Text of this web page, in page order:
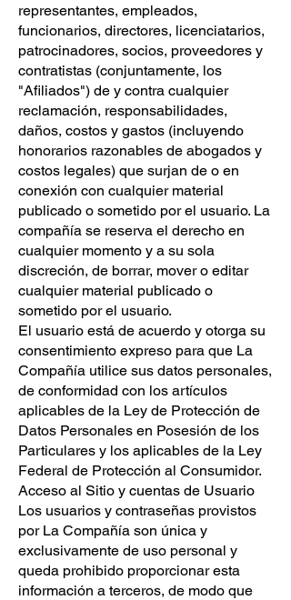
representantes, empleados,
funcionarios, directores, licenciatarios,
patrocinadores, socios, proveedores y
contratistas (conjuntamente, los
"Afiliados") de y contra cualquier
reclamación, responsabilidades,
daños, costos y gastos (incluyendo
honorarios razonables de abogados y
costos legales) que surjan de o en
conexión con cualquier material
publicado o sometido por el usuario. La
compañía se reserva el derecho en
cualquier momento y a su sola
discreción, de borrar, mover o editar
cualquier material publicado o
sometido por el usuario.
El usuario está de acuerdo y otorga su
consentimiento expreso para que La
Compañía utilice sus datos personales,
de conformidad con los artículos
aplicables de la Ley de Protección de
Datos Personales en Posesión de los
Particulares y los aplicables de la Ley
Federal de Protección al Consumidor.
Acceso al Sitio y cuentas de Usuario
Los usuarios y contraseñas provistos
por La Compañía son única y
exclusivamente de uso personal y
queda prohibido proporcionar esta
información a terceros, de modo que